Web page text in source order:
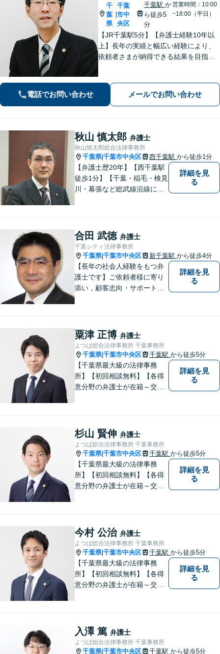
千
葉
県
|
千葉
市中
央区
千葉駅 か
ら徒歩5
分
営業時間：10:00
~18:00（平日）
【JR千葉駅5分】【弁護士経験10年以
上】長年の実績と幅広い経験により、
依頼者さまが納得できる結果を目指し
い】オーナーの方からの案件を解決し
た実績多数【初回相談無料】
電話でお問い合わせ メールでお問い合わせ
秋山 慎太郎 弁護士
秋山慎太郎総合法律事務所
千葉県|千葉市中央区 西千葉駅 から徒歩1分
【弁護士歴20年】【西千葉駅
徒歩1分】【千葉・稲毛・検見
川・幕張など総武線沿線にお
などお気軽にお問い合わせく
ださい【個人／企業いずれも
対応実績あり】
詳細を見
る
合田 武徳 弁護士
千葉シティ法律事務所
千葉県|千葉市中央区 新千葉駅 から徒歩4分
【長年の社会人経験をもつ弁
護士です】ご依頼者様に寄り
添い，顧客志向・サポート精
応】ご相談者様の精神的負担
を軽減することも重視してい
る弁護士です。【千葉駅徒歩
７分】
詳細を見
る
粟津 正博 弁護士
よつば総合法律事務所 千葉事務所
千葉県|千葉市中央区 千葉駅 から徒歩5分
【千葉県最大級の法律事務
所】【初回相談無料】【各得
意分野の弁護士が在籍～交通
詳細を見
る
杉山 賢伸 弁護士
よつば総合法律事務所 千葉事務所
千葉県|千葉市中央区 千葉駅 から徒歩5分
【千葉県最大級の法律事務
所】【初回相談無料】【各得
意分野の弁護士が在籍～交通
詳細を見
る
今村 公治 弁護士
よつば総合法律事務所 千葉事務所
千葉県|千葉市中央区 千葉駅 から徒歩5分
【千葉県最大級の法律事務
所】【初回相談無料】【各得
意分野の弁護士が在籍～交通
詳細を見
る
入澤 篤 弁護士
よつば総合法律事務所 千葉事務所
千葉県|千葉市中央区 千葉駅 から徒歩5分